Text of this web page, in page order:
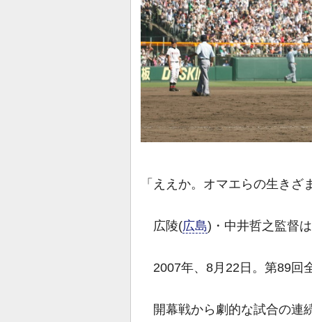
「ええか。オマエらの生きざ
広陵(広島)・中井哲之監督
2007年、8月22日。第89回
開幕戦から劇的な試合の連